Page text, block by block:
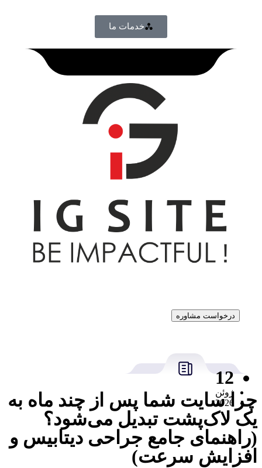
خدمات ما
درخواست مشاوره
12
ژوئن
2026
چرا سایت شما پس از چند ماه به
یک لاک‌پشت تبدیل می‌شود؟
(راهنمای جامع جراحی دیتابیس و
افزایش سرعت)